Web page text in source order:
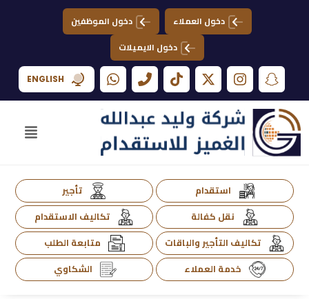
دخول العملاء دخول الموظفين
دخول الايميلات
ENGLISH
استقدام
تأجير
نقل كفالة
تكاليف الاستقدام
تكاليف التأجير والباقات
متابعة الطلب
خدمة العملاء
الشكاوي